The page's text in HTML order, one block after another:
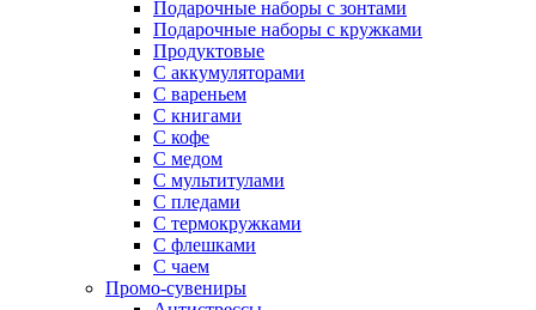
Подарочные наборы с зонтами
Подарочные наборы с кружками
Продуктовые
С аккумуляторами
С вареньем
С книгами
С кофе
С медом
С мультитулами
С пледами
С термокружками
С флешками
С чаем
Промо-сувениры